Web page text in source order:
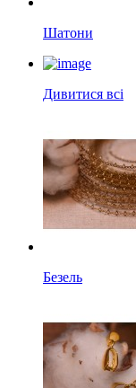
Шатони
Дивитися всі
Безель